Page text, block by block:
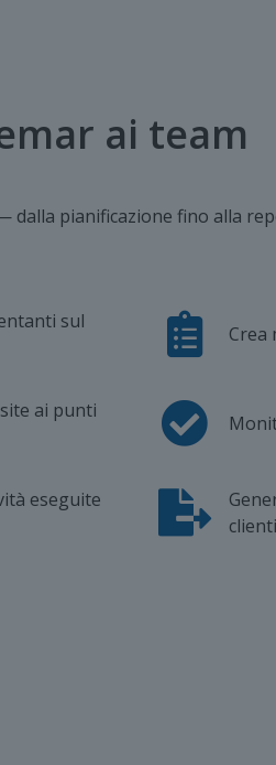
ai team
dalla pianificazione fino alla
sul
Crea
ai punti
eseguite
clienti